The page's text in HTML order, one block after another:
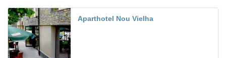
Aparthotel Nou Vielha